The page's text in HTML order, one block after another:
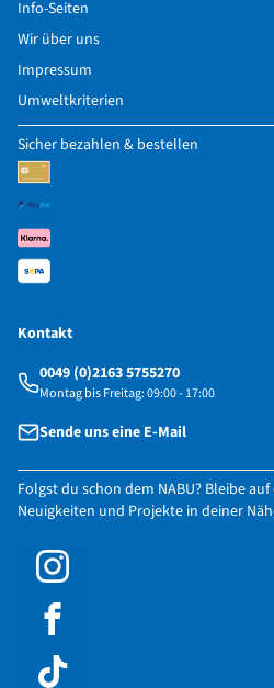
Info-Seiten
Wir über uns
Impressum
Umweltkriterien
Sicher bezahlen & bestellen
Kontakt
0049 (0)2163 5755270
Montag bis Freitag: 09:00 - 17:00
Sende uns eine E-Mail
Folgst du schon dem NABU? Bleibe
Neuigkeiten und Projekte in deiner